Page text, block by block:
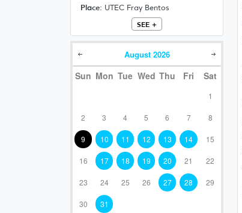
Place: UTEC Fray Bentos
SEE +
August 2026
Sun Mon Tue Wed Thu Fri Sat
1
2 3 4 5 6 7 8
9 10 11 12 13 14 15
16 17 18 19 20 21 22
23 24 25 26 27 28 29
30 31